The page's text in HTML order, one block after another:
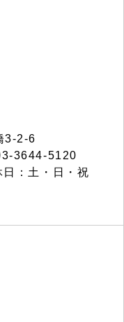
3-2-6
3644-5120
：土・日・祝